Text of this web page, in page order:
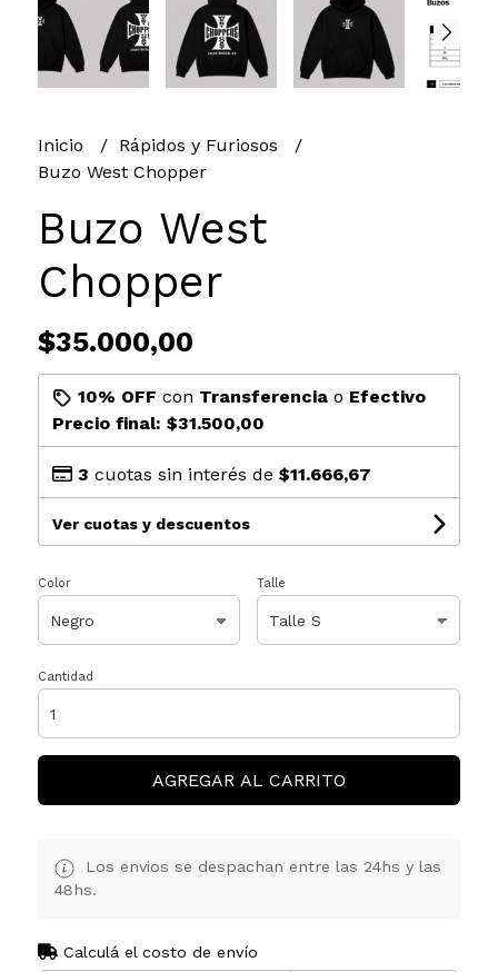
Inicio
Rápidos y Furiosos
Buzo West Chopper
Buzo West
Chopper
$35.000,00
10% OFF con Transferenciao Efectivo
Precio final: $31.500,00
3 cuotas sin interés de $11.666,67
Ver cuotas y descuentos
Color Talle
Cantidad
AGREGAR AL CARRITO
Los envios se despachan entre las 24hs y las
48hs.
Calculá el costo de envío